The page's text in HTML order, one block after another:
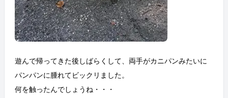
遊んで帰ってきた後しばらくして、両手がカニパンみたいに
パンパンに腫れてビックリました。
何を触ったんでしょうね・・・